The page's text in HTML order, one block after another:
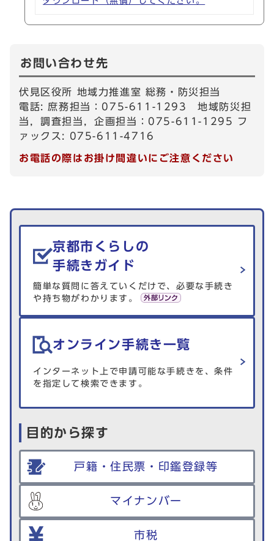
お問い合わせ先
伏見区役所 地域力推進室 総務・防災担当
電話: 庶務担当：075-611-1293 地域防災担
当，調査担当，企画担当：075-611-1295 フ
ァックス: 075-611-4716
お電話の際はお掛け間違いにご注意ください
生活情報を探す
京都市くらしの
手続きガイド
簡単な質問に答えていくだけで、必要な手続き
や持ち物がわかります。
オンライン手続き一覧
インターネット上で申請可能な手続きを、条件
を指定して検索できます。
目的から探す
戸籍・住民票・印鑑登録等
マイナンバー
市税